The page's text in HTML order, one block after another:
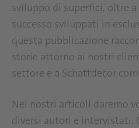
sviluppo di superfici, oltre
successo sviluppati in
questa pubblicazione
storie attorno ai nostri
settore e a Schattdecor
Nei nostri articoli daremo
diversi autori e intervistati.